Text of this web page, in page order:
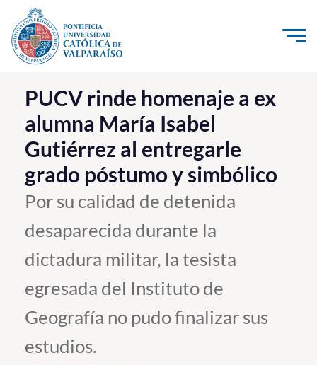
Click acá para ir directamente al contenido
La Universidad
Investigación, Creación e Innovación
PUCV Internacional
Vinculación con el Medio
Admisión
Pregrado
Formación Continua
Estudiantes
PUCV rinde homenaje a ex
alumna María Isabel
Gutiérrez al entregarle
grado póstumo y simbólico
Por su calidad de detenida
desaparecida durante la
dictadura militar, la tesista
egresada del Instituto de
Geografía no pudo finalizar sus
estudios.